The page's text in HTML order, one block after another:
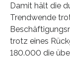
Damit hält die
Trendwende
trotz eines
180.000 die